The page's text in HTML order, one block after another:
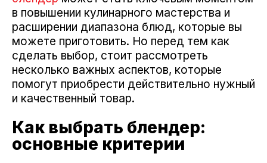
в повышении кулинарного мастерства и
расширении диапазона блюд, которые вы
можете приготовить. Но перед тем как
сделать выбор, стоит рассмотреть
несколько важных аспектов, которые
помогут приобрести действительно нужный
и качественный товар.
Как выбрать блендер:
основные критерии